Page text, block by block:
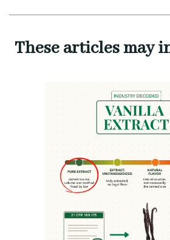
These articles may